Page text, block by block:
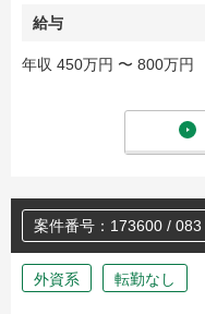
給与
年収 450万円 〜 800万円
案件番号：173600 / 083
外資系 転勤なし